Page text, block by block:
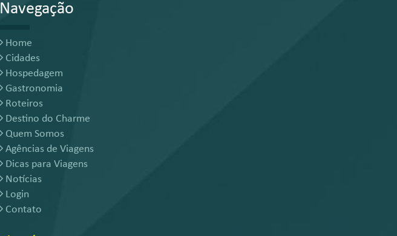
Navegação
Home
Cidades
Hospedagem
Gastronomia
Roteiros
Destino do Charme
Quem Somos
Agências de Viagens
Dicas para Viagens
Notícias
Login
Contato